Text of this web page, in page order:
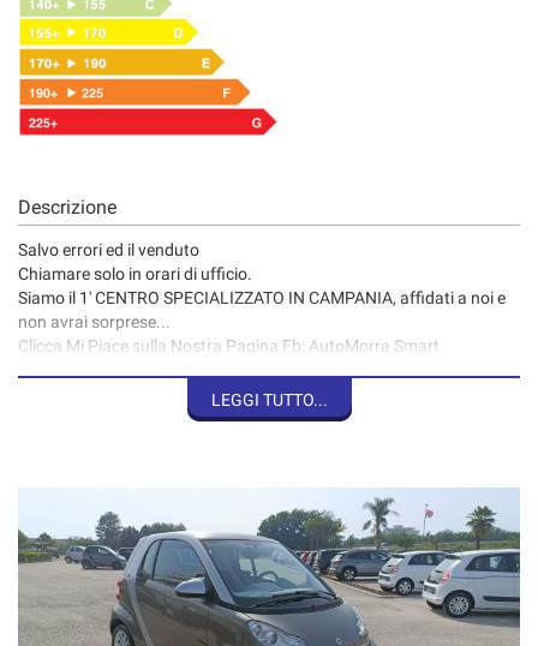
Descrizione
Salvo errori ed il venduto
Chiamare solo in orari di ufficio.
Siamo il 1' CENTRO SPECIALIZZATO IN CAMPANIA, affidati a noi e
non avrai sorprese...
Clicca Mi Piace sulla Nostra Pagina Fb: AutoMorra Smart
Grazie al Ns. CENTRO SPECIALIZZATO SMART
Ci venga a trovare da vicino in modo da poter visionare l'auto e la
ns. struttura,
inoltre abbiamo oltre 60 Smart disponibili.
Per ulteriori info e foto può visitare automorra.it
Sulla presente vettura vi proponiamo:
12 Mesi di garanzia con Assistenza in Sede.
Possibilità di finanziamento a tasso agevolato
LEGGI TUTTO...